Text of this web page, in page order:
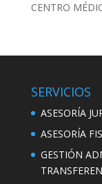
CENTRO
SERVICIOS
ASESORÍA
ASESORÍA
GESTIÓN